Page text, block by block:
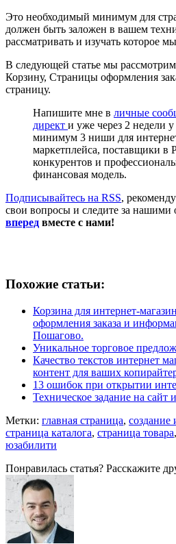
Это необходимый минимум для
должен быть заложен в вашем
рассматривать и изучать которое
В следующей статье мы
Корзину, Страницы оформления
страницу.
Напишите мне в личные
директ и уже через 2 недели у
минимум 3 ниши для
маркетплейса, поставщики в
конкурентов и
финансовая модель.
Подписывайтесь на RSS,
свои вопросы и следите за нашими
вперед вместе с нами!
Похожие статьи:
Корзина для интернет-
оформления заказа и
Пошагово.
Уникальное торговое
Качество текстов интернет
контент для ваших
13 ошибок при открытии
Техническое задание на сайт
Метки: главная страница, создание
страница каталога, страница товара,
юзабилити
Понравилась статья? Расскажите